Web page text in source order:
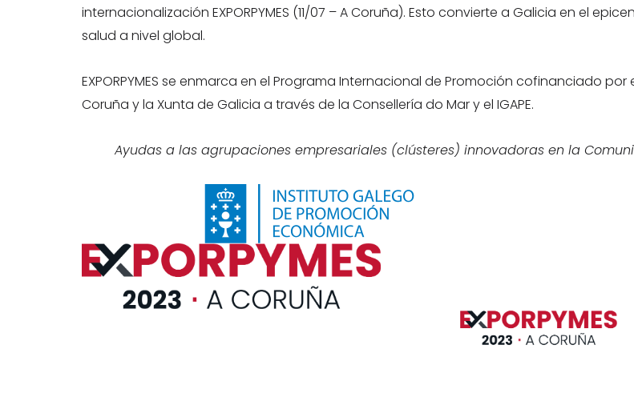
internacionalización EXPORPYMES (11/07 – A Coruña). Esto convierte a Galicia en el
salud a nivel global.
EXPORPYMES se enmarca en el Programa Internacional de Promoción cofinanciado por
Coruña y la Xunta de Galicia a través de la Consellería do Mar y el IGAPE.
Ayudas a las agrupaciones empresariales (clústeres) innovadoras en la